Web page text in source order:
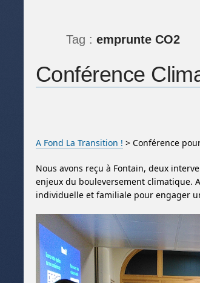
Tag : emprunte CO2
Conférence
A Fond La Transition ! > Conférence
Nous avons reçu à Fontain, deux
enjeux du bouleversement climatique.
individuelle et familiale pour engager